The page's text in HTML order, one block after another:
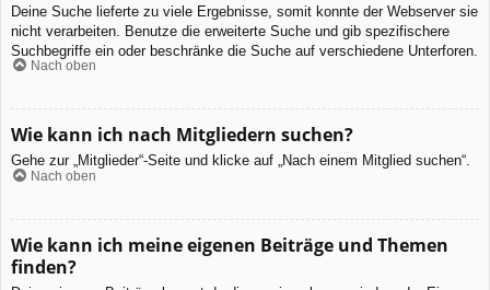
Deine Suche lieferte zu viele Ergebnisse, somit konnte der Webserver sie
nicht verarbeiten. Benutze die erweiterte Suche und gib spezifischere
Suchbegriffe ein oder beschränke die Suche auf verschiedene Unterforen.
Nach oben
Wie kann ich nach Mitgliedern suchen?
Gehe zur „Mitglieder“-Seite und klicke auf „Nach einem Mitglied suchen“.
Nach oben
Wie kann ich meine eigenen Beiträge und Themen
finden?